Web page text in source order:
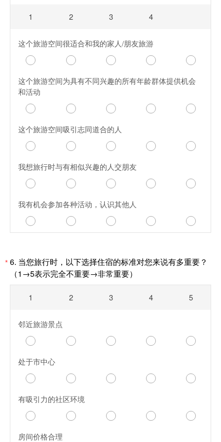
1 2 3 4
这个旅游空间很适合和我的家人/朋友旅游
这个旅游空间为具有不同兴趣的所有年龄群体提供机会
和活动
这个旅游空间吸引志同道合的人
我想旅行时与有相似兴趣的人交朋友
我有机会参加各种活动，认识其他人
*6. 当您旅行时，以下选择住宿的标准对您来说有多重要？
（1 →5表示完全不重要→非常重要）
1 2 3 4 5
邻近旅游景点
处于市中心
有吸引力的社区环境
房间价格合理